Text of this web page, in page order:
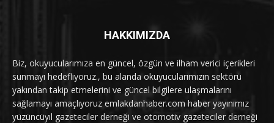
HAKKIMIZDA
Biz, okuyucularımıza en güncel, özgün ve ilham verici içerikleri
sunmayı hedefliyoruz., bu alanda okuyucularımızın sektörü
yakından takip etmelerini ve güncel bilgilere ulaşmalarını
sağlamayı amaçlıyoruz emlakdanhaber.com haber yayınımız
yüzüncüyıl gazeteciler derneği ve otomotiv gazeteciler derneği